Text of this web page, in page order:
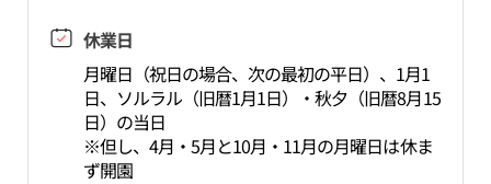
休業日
月曜日（祝日の場合、次の最初の平日）、1月1
日、ソルラル（旧暦1月1日）・秋夕（旧暦8月15
日）の当日
※但し、4月・5月と10月・11月の月曜日は休ま
ず開園